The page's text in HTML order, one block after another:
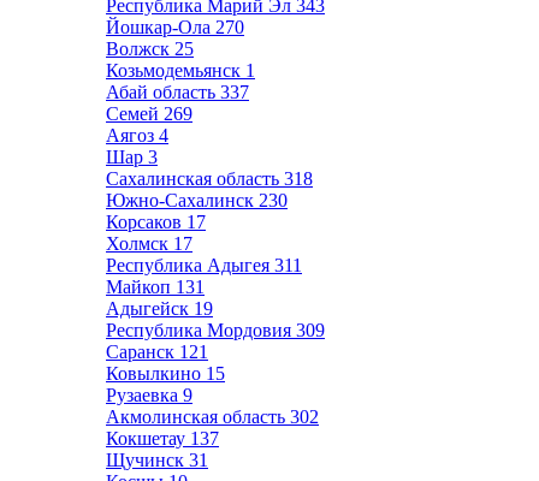
Республика Марий Эл 343
Йошкар-Ола 270
Волжск 25
Козьмодемьянск 1
Абай область 337
Семей 269
Аягоз 4
Шар 3
Сахалинская область 318
Южно-Сахалинск 230
Корсаков 17
Холмск 17
Республика Адыгея 311
Майкоп 131
Адыгейск 19
Республика Мордовия 309
Саранск 121
Ковылкино 15
Рузаевка 9
Акмолинская область 302
Кокшетау 137
Щучинск 31